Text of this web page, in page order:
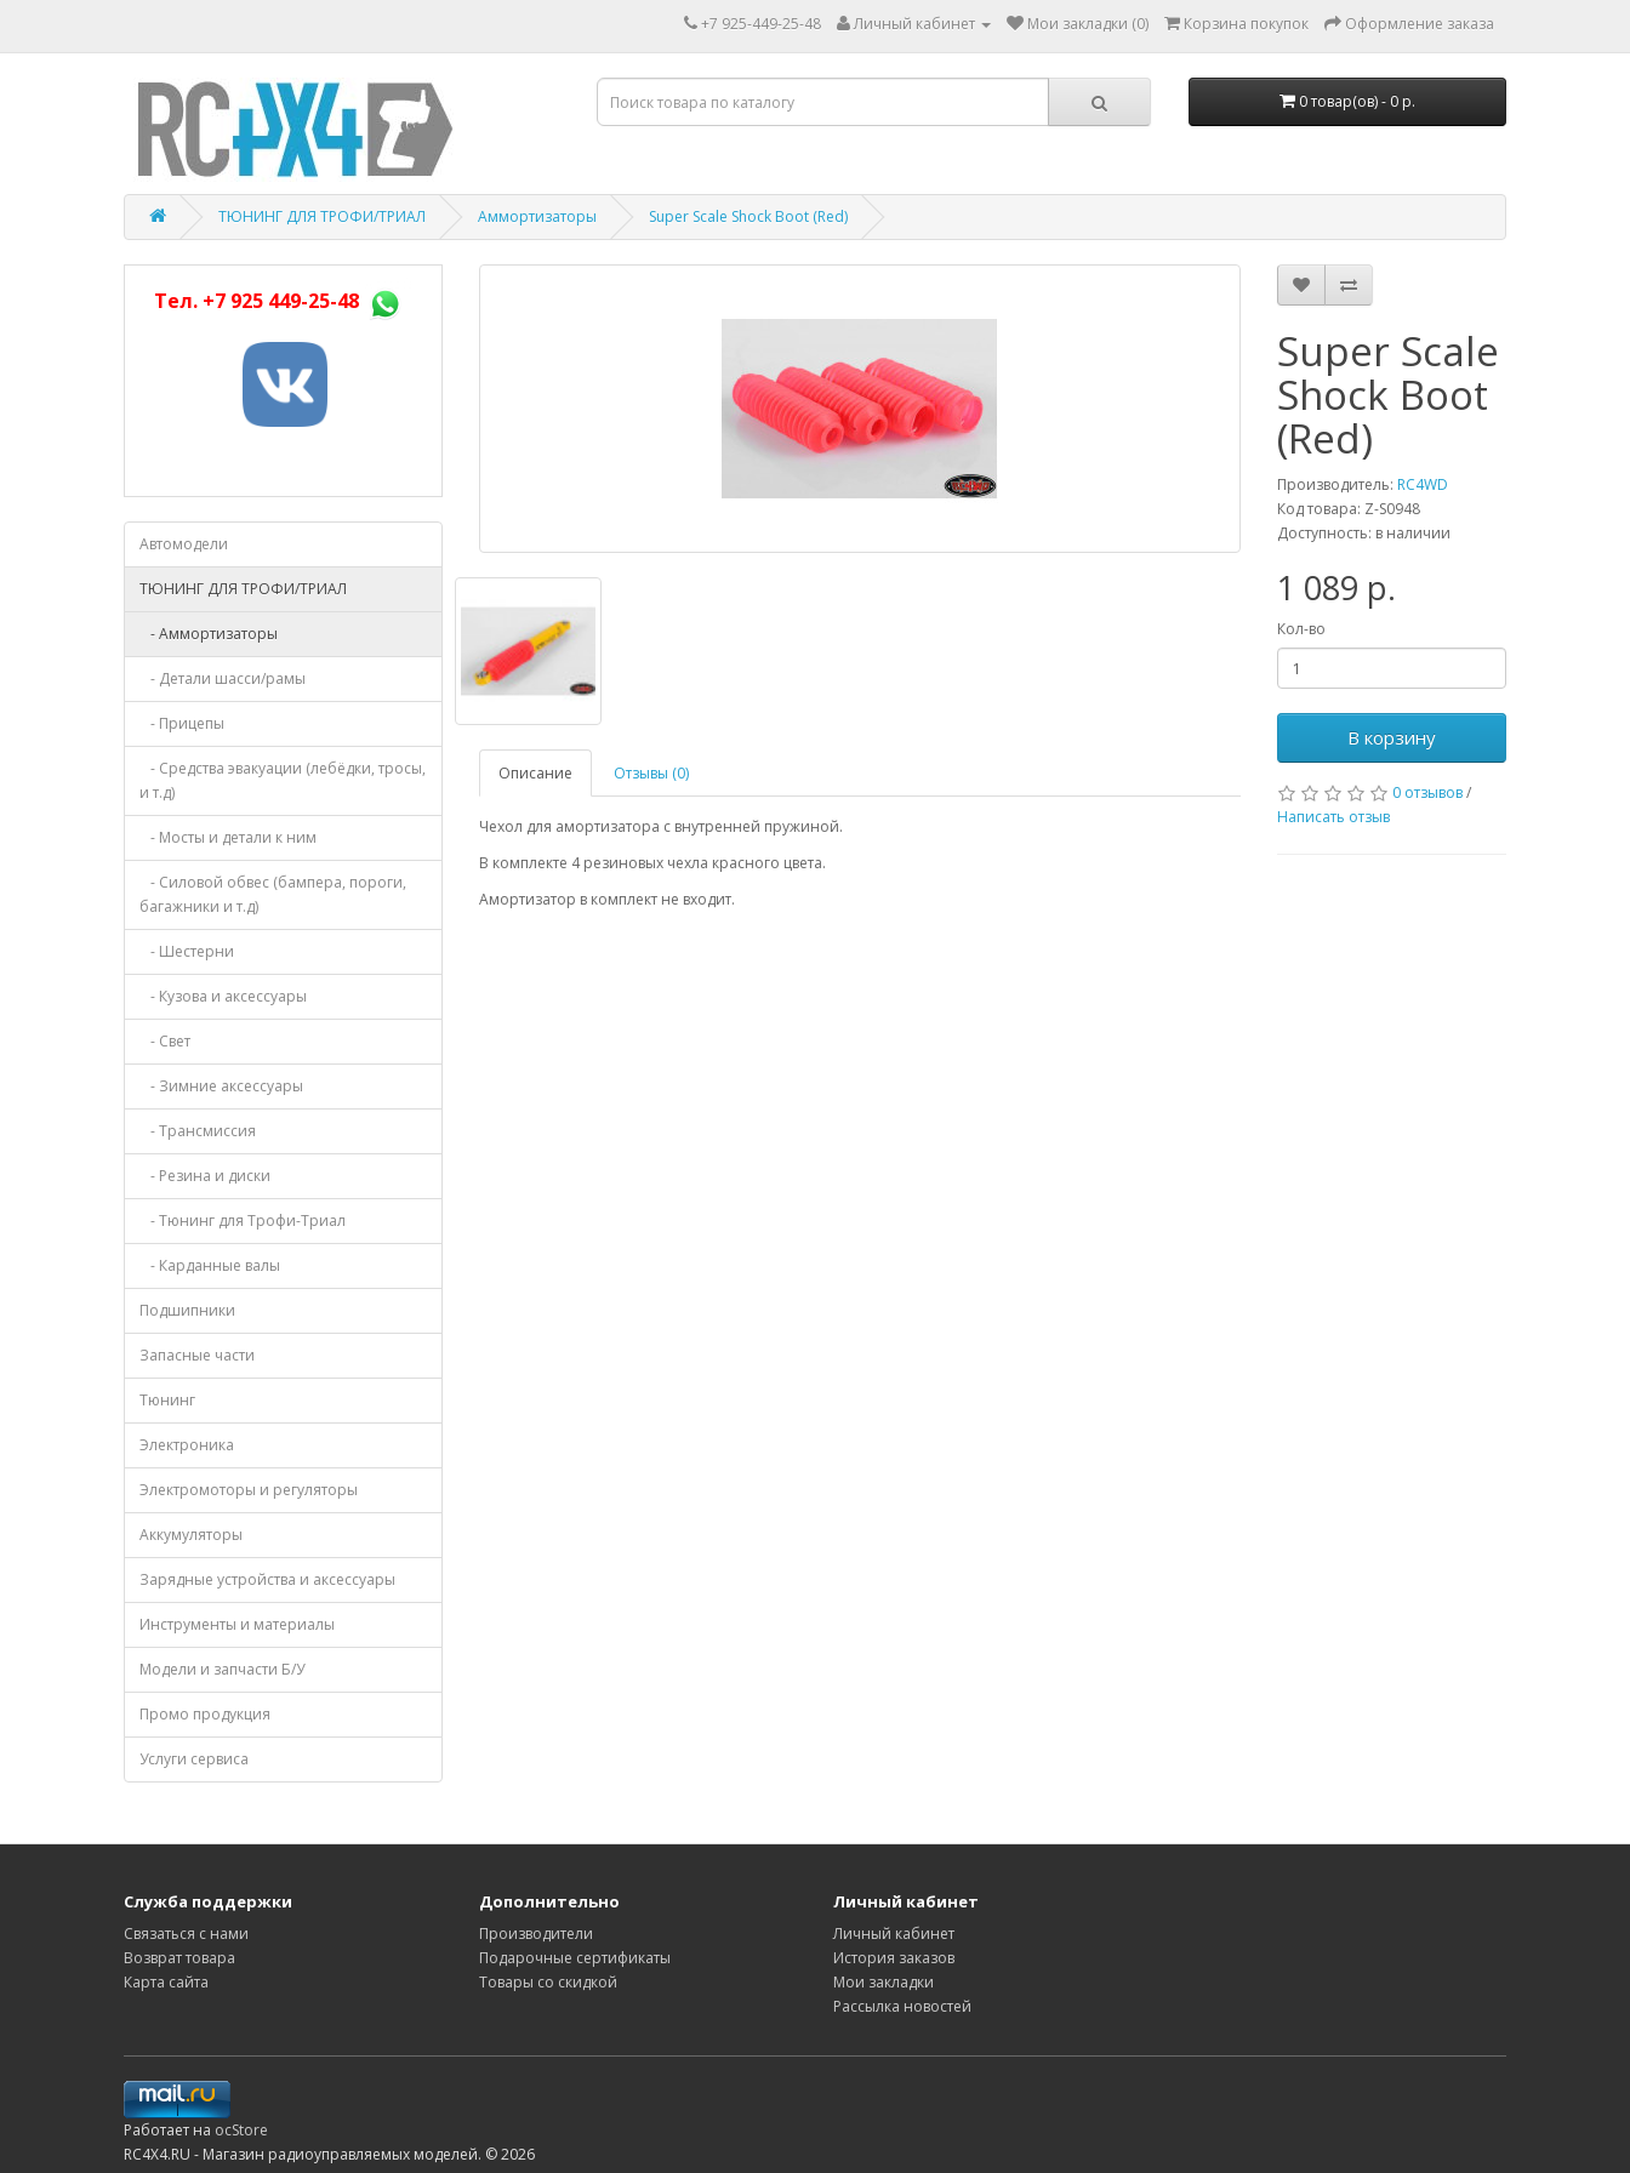
+7 925-449-25-48 Личный кабинет Мои закладки (0) Корзина покупок Оформление заказа
0 товар(ов) - 0 р.
ТЮНИНГ ДЛЯ ТРОФИ/ТРИАЛ Аммортизаторы Super Scale Shock Boot (Red)
Тел. +7 925 449-25-48
Автомодели
ТЮНИНГ ДЛЯ ТРОФИ/ТРИАЛ
- Аммортизаторы
- Детали шасси/рамы
- Прицепы
- Средства эвакуации (лебёдки, тросы,
и т.д)
- Мосты и детали к ним
- Силовой обвес (бампера, пороги,
багажники и т.д)
- Шестерни
- Кузова и аксессуары
- Свет
- Зимние аксессуары
- Трансмиссия
- Резина и диски
- Тюнинг для Трофи-Триал
- Карданные валы
Подшипники
Запасные части
Тюнинг
Электроника
Электромоторы и регуляторы
Аккумуляторы
Зарядные устройства и аксессуары
Инструменты и материалы
Модели и запчасти Б/У
Промо продукция
Услуги сервиса
Описание Отзывы (0)
Чехол для амортизатора с внутренней пружиной.
В комплекте 4 резиновых чехла красного цвета.
Амортизатор в комплект не входит.
Super Scale
Shock Boot
(Red)
Производитель: RC4WD
Код товара: Z-S0948
Доступность: в наличии
1 089 р.
Кол-во
В корзину
0 отзывов/
Написать отзыв
Служба поддержки
Связаться с нами
Возврат товара
Карта сайта
Дополнительно
Производители
Подарочные сертификаты
Товары со скидкой
Личный кабинет
Личный кабинет
История заказов
Мои закладки
Рассылка новостей
Работает на ocStore
RC4X4.RU - Магазин радиоуправляемых моделей. © 2026